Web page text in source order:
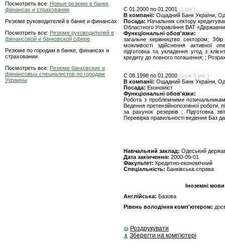
Посмотреть все: Новые резюме в банке,
финансах и страховании
Резюме руководителей в банке и финансах
Посмотреть все: Резюме руководителей в
финансовой и банковской сфере
Резюме по городам в банке, финансах и
страховании
Посмотреть все: Резюме банковских и
финансовых специалистов по городам
Украины
C 01.2000 по 01.2001 (1 рік )
В компанії: Ощадний Банк України,
Посада: Начальник сектору
Областного Управління ВАТ
Функціональні обов'язки:
загальне керівництво сектором;
можливості здійснення активної
підготовка та укладення угод з
кредиту до повного погашення; ;
C 08.1998 по 01.2000 (1 рік 5 міс.)
В компанії: Ощадний Банк України,
Посада: Економіст
Функціональні обов'язки:
Робота з проблемними
Ведення претензійнопозовної роботи,
за рахунок резервів ; Підготовка
Перевірка правильності ведення Баз
Навчальний заклад: Одеський
Дата закінчення: 2000-09-01
Факультет: Кредитно-економічний
Спеціальність: Банківська справа
Іноземні
Англійська: Базова
Рівень володіння комп'ютером:
Роздрукувати
Зберегти на комп'ютері